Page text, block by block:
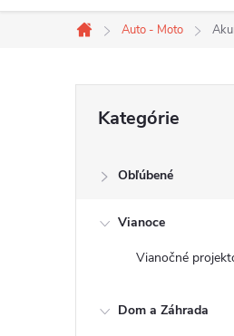
Domov
Auto - Moto
kategórie
Kategórie
Obľúbené
Vianoce
Vianočné
Dom a Záhrada